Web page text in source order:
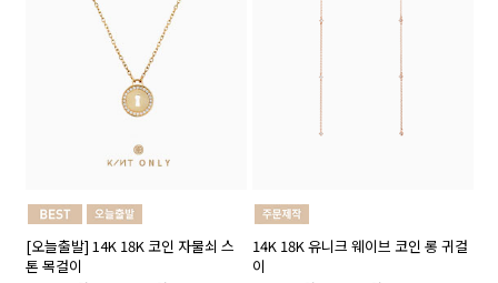
[오늘출발] 14K 18K 코인 자물쇠 스
톤 목걸이
14K 18K 유니크 웨이브 코인 롱 귀걸
이